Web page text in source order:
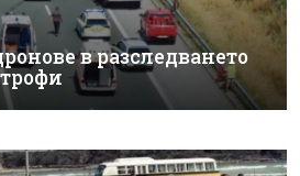
в разследването